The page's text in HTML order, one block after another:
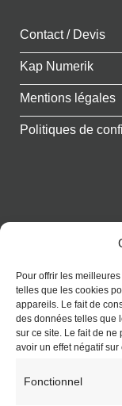
Pour offrir les
telles que les cookies
appareils. Le fait de
des données telles que
sur ce site. Le fait de ne
avoir un effet négatif
Fonctionnel
Contact / Devis
Kap Numerik
Mentions légales
Politiques de